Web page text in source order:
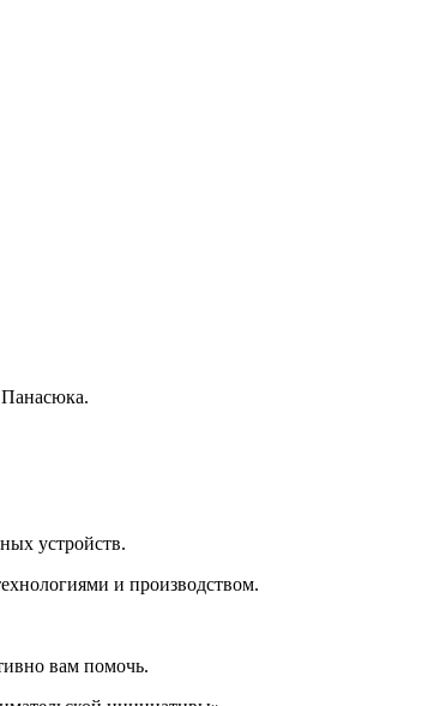
устройств.
и производством.
вам помочь.